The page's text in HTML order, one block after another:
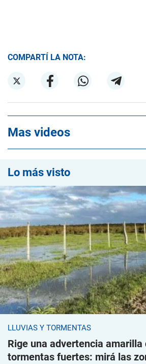
COMPARTÍ LA NOTA:
Mas videos
Lo más visto
LLUVIAS Y TORMENTAS
Rige una advertencia
tormentas fuertes: mirá las